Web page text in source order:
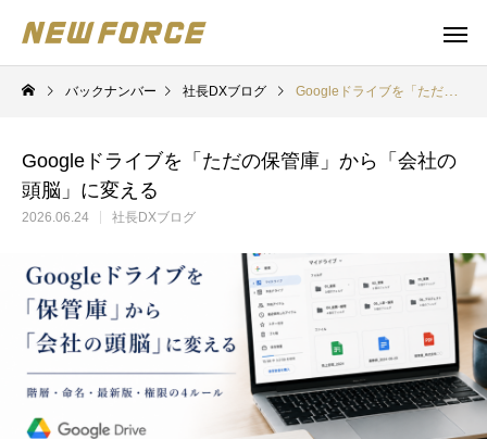
バックナンバー 社長DXブログ Googleドライブを「ただの保管庫」から「会社の頭脳」に変える
Googleドライブを「ただの保管庫」から「会社の
頭脳」に変える
2026.06.24 社長DXブログ